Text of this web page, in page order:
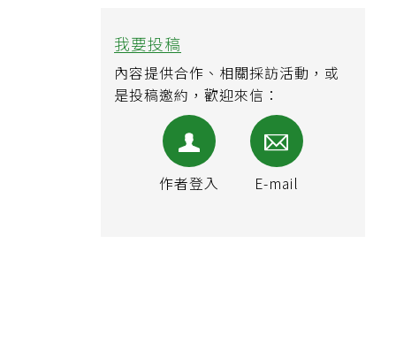
我要投稿
內容提供合作、相關採訪活動，或